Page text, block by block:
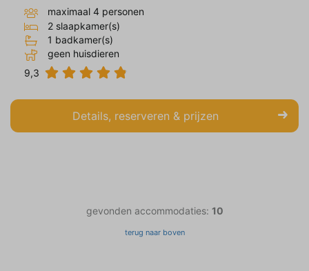
maximaal 4 personen
2 slaapkamer(s)
1 badkamer(s)
geen huisdieren
9,3
Details, reserveren & prijzen
gevonden accommodaties: 10
terug naar boven